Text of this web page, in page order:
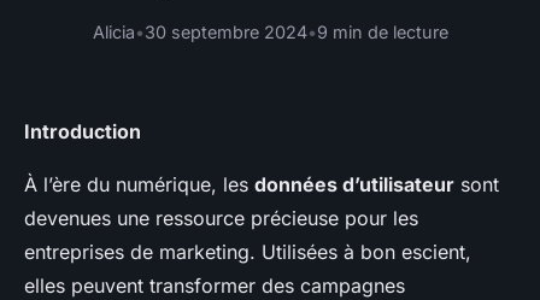
Alicia•30 septembre 2024•9 min de lecture
Introduction
À l’ère du numérique, les données d’utilisateur sont
devenues une ressource précieuse pour les
entreprises de marketing. Utilisées à bon escient,
elles peuvent transformer des campagnes